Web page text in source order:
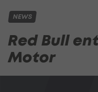
NEWS
Red Bull
Motor